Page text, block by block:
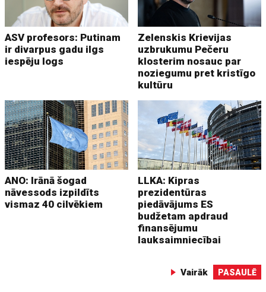
ASV profesors: Putinam
ir divarpus gadu ilgs
iespēju logs
Zelenskis Krievijas
uzbrukumu Pečeru
klosterim nosauc par
noziegumu pret kristīgo
kultūru
ANO: Irānā šogad
nāvessods izpildīts
vismaz 40 cilvēkiem
LLKA: Kipras
prezidentūras
piedāvājums ES
budžetam apdraud
finansējumu
lauksaimniecībai
Vairāk PASAULĒ